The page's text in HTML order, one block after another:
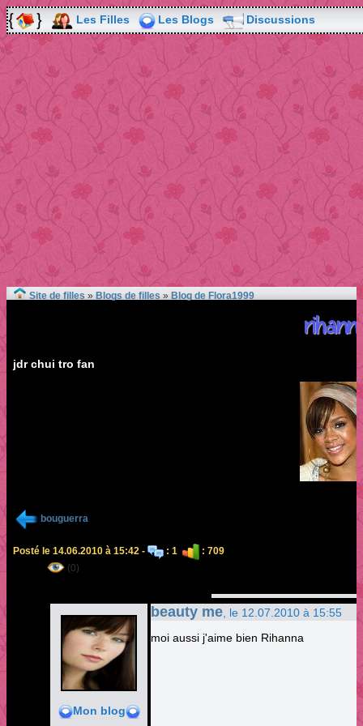
Les Filles Les Blogs Discussions
Site de filles » Blogs de filles » Blog de Flora1999
jdr chui tro fan
bouguerra
Posté le 14.06.2010 à 15:42 - : 1
: 709
(0)
Mon blog
beauty me , le 12.07.2010 à 15:55
moi aussi j'aime bien Rihanna